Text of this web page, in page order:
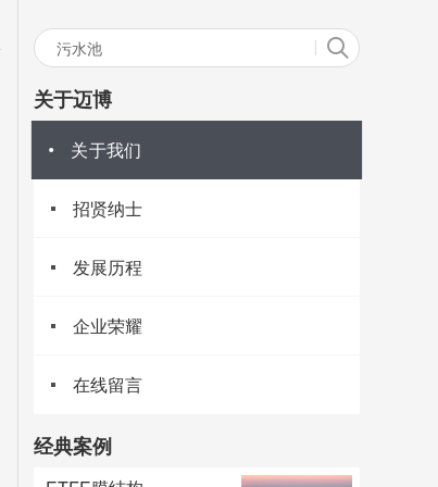
关于迈博
关于我们
招贤纳士
发展历程
企业荣耀
在线留言
经典案例